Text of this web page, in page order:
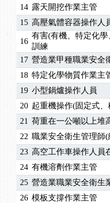
14 露天開挖作業主管
15 高壓氣體容器操作人
16
有害(有機、特定化
訓練
17 營造業甲種職業安全
18 特定化學物質作業主
19 小型鍋爐操作人員
20 起重機操作(固定式
21 荷重在一公噸以上堆
22 職業安全衛生管理師
23 高空工作車操作人員
24 有機溶劑作業主管
25 營造業職業安全衛生
26 模板支撐作業主管